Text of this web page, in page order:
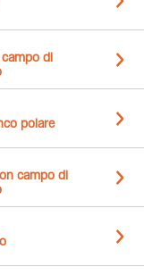
di
polare
campo di